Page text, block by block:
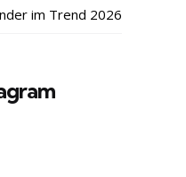
im Trend 2026